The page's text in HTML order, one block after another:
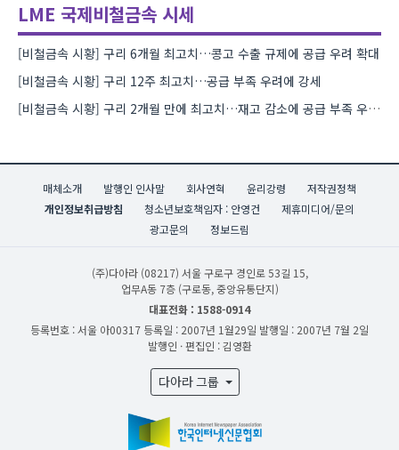
LME 국제비철금속 시세
[비철금속 시황] 구리 6개월 최고치…콩고 수출 규제에 공급 우려 확대
[비철금속 시황] 구리 12주 최고치…공급 부족 우려에 강세
[비철금속 시황] 구리 2개월 만에 최고치…재고 감소에 공급 부족 우려 확대
매체소개 발행인 인사말 회사연혁 윤리강령
저작권정책
개인정보취급방침
청소년보호책임자 : 안영건
제휴미디어/문의
광고문의
정보드림
(주)다아라 (08217) 서울 구로구 경인로 53길 15,
업무A동 7층 (구로동, 중앙유통단지)
대표전화 : 1588-0914
등록번호 : 서울 아00317 등록일 : 2007년 1월29일 발행일 : 2007년 7월 2일
발행인 · 편집인 : 김영환
다아라 그룹